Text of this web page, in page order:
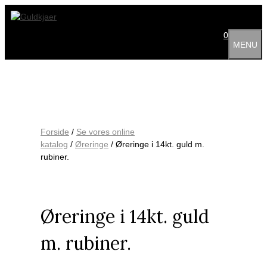
Hop
0
MENU
Forside / Se vores online
katalog / Øreringe / Øreringe i 14kt. guld m.
rubiner.
Øreringe i 14kt. guld
m. rubiner.